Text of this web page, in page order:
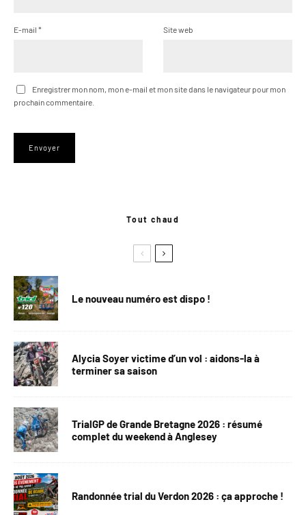
E-mail * Site web
Enregistrer mon nom, mon e-mail et mon site dans le navigateur pour mon
prochain commentaire.
Tout chaud
Le nouveau numéro est dispo !
Alycia Soyer victime d’un vol : aidons-la à
terminer sa saison
TrialGP de Grande Bretagne 2026 : résumé
complet du weekend à Anglesey
Randonnée trial du Verdon 2026 : ça approche !